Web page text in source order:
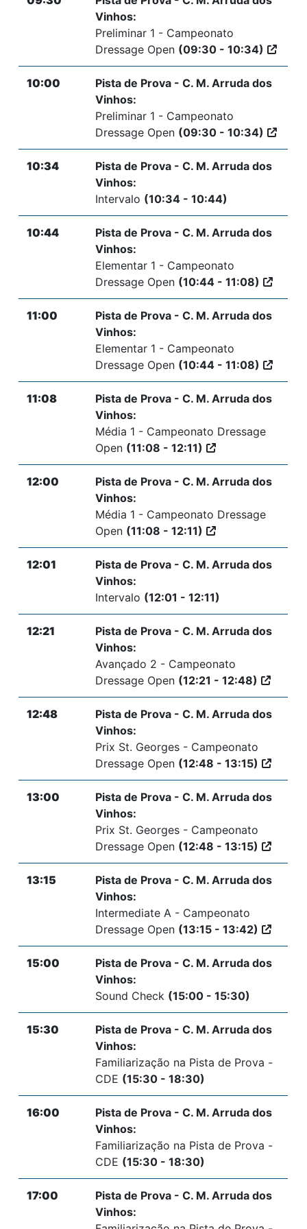
Vinhos:
Preliminar 1 - Campeonato
Dressage Open (09:30 - 10:34)
10:00
Pista de Prova - C. M. Arruda dos
Vinhos:
Preliminar 1 - Campeonato
Dressage Open (09:30 - 10:34)
10:34
Pista de Prova - C. M. Arruda dos
Vinhos:
Intervalo (10:34 - 10:44)
10:44
Pista de Prova - C. M. Arruda dos
Vinhos:
Elementar 1 - Campeonato
Dressage Open (10:44 - 11:08)
11:00
Pista de Prova - C. M. Arruda dos
Vinhos:
Elementar 1 - Campeonato
Dressage Open (10:44 - 11:08)
11:08
Pista de Prova - C. M. Arruda dos
Vinhos:
Média 1 - Campeonato Dressage
Open (11:08 - 12:11)
12:00
Pista de Prova - C. M. Arruda dos
Vinhos:
Média 1 - Campeonato Dressage
Open (11:08 - 12:11)
12:01
Pista de Prova - C. M. Arruda dos
Vinhos:
Intervalo (12:01 - 12:11)
12:21
Pista de Prova - C. M. Arruda dos
Vinhos:
Avançado 2 - Campeonato
Dressage Open (12:21 - 12:48)
12:48
Pista de Prova - C. M. Arruda dos
Vinhos:
Prix St. Georges - Campeonato
Dressage Open (12:48 - 13:15)
13:00
Pista de Prova - C. M. Arruda dos
Vinhos:
Prix St. Georges - Campeonato
Dressage Open (12:48 - 13:15)
13:15
Pista de Prova - C. M. Arruda dos
Vinhos:
Intermediate A - Campeonato
Dressage Open (13:15 - 13:42)
15:00
Pista de Prova - C. M. Arruda dos
Vinhos:
Sound Check (15:00 - 15:30)
15:30
Pista de Prova - C. M. Arruda dos
Vinhos:
Familiarização na Pista de Prova -
CDE (15:30 - 18:30)
16:00
Pista de Prova - C. M. Arruda dos
Vinhos:
Familiarização na Pista de Prova -
CDE (15:30 - 18:30)
17:00
Pista de Prova - C. M. Arruda dos
Vinhos: